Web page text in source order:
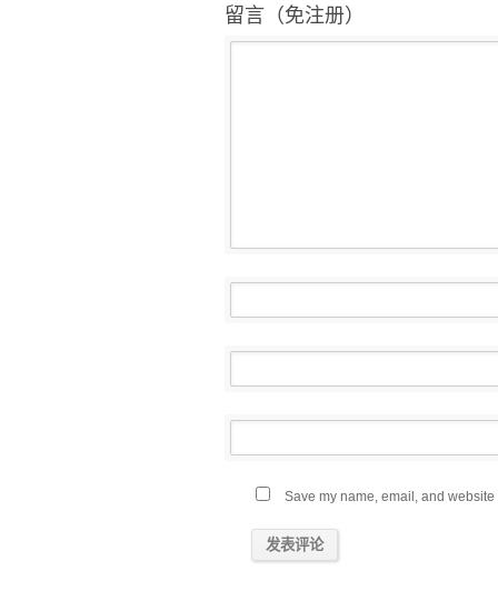
留言（免注册）
Save my name, email, and